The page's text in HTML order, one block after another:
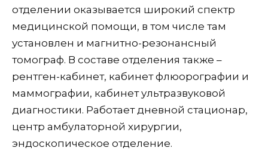
отделении оказывается широкий спектр
медицинской помощи, в том числе там
установлен и магнитно-резонансный
томограф. В составе отделения также –
рентген-кабинет, кабинет флюорографии и
маммографии, кабинет ультразвуковой
диагностики. Работает дневной стационар,
центр амбулаторной хирургии,
эндоскопическое отделение.